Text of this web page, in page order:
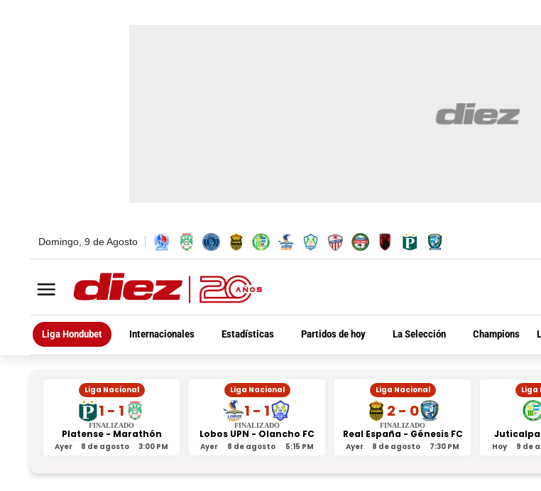
Domingo, 9 de Agosto
Liga Hondubet Internacionales Estadísticas Partidos de hoy La Selección Champions
Liga Nacional
1 - 1
FINALIZADO
Platense - Marathón
Ayer 8 de agosto 3:00 PM
Liga Nacional
1 - 1
FINALIZADO
Lobos UPN - Olancho FC
Ayer 8 de agosto 5:15 PM
Liga Nacional
2 - 0
FINALIZADO
Real España - Génesis FC
Ayer 8 de agosto 7:30 PM
Liga
Juticalpa
Hoy 9 de